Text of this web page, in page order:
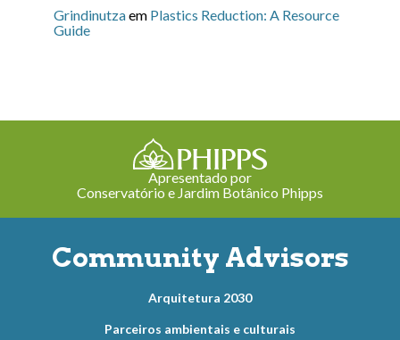
Grindinutzaem Plastics Reduction: A Resource
Guide
Apresentado por
Conservatório e Jardim Botânico Phipps
Community Advisors
Arquitetura 2030
Parceiros ambientais e culturais